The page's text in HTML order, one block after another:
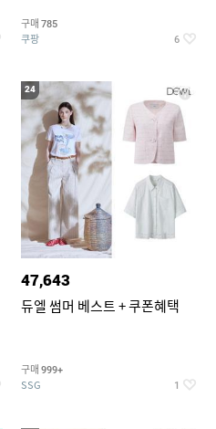
구매 785
쿠팡 6
24
47,643
듀엘 썸머 베스트 + 쿠폰혜택
구매 999+
SSG 1